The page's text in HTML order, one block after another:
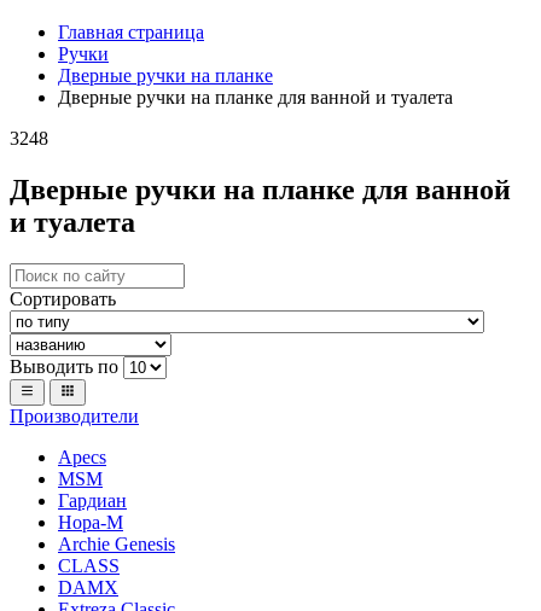
Главная страница
Ручки
Дверные ручки на планке
Дверные ручки на планке для ванной и туалета
3248
Дверные ручки на планке для ванной
и туалета
Сортировать
Выводить по
Производители
Apecs
MSM
Гардиан
Нора-М
Archie Genesis
CLASS
DAMX